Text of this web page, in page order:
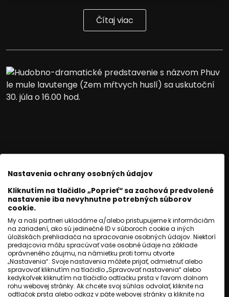
Čítaj viac
KULTÚRA
Romathan uvedie
predstavenie na pamiatku
obetí rómskeho holokaustu
Jozef Novák
Nastavenia ochrany osobných údajov
Kliknutím na tlačidlo „Poprieť“ sa zachová predvolené
nastavenie iba nevyhnutne potrebných súborov
cookie.
My a naši partneri ukladáme a/alebo pristupujeme k informáciám
na zariadení, ako sú jedinečné ID v súboroch cookie a iných
úložiskách prehliadača na spracovanie osobných údajov. Niektorí
predajcovia môžu spracúvať vaše osobné údaje na základe
oprávneného záujmu, na námietku proti tomu otvorte
„Nastavenia“. Svoje nastavenia môžete prijať, odmietnuť alebo
spravovať kliknutím na tlačidlo „Spravovať nastavenia“ alebo
kedykoľvek kliknutím na tlačidlo odtlačku prsta v ľavom dolnom
rohu webovej stránky. Ak chcete svoj súhlas odvolať, kliknite na
odtlačok prsta alebo odkaz v päte webovej stránky a kliknite na